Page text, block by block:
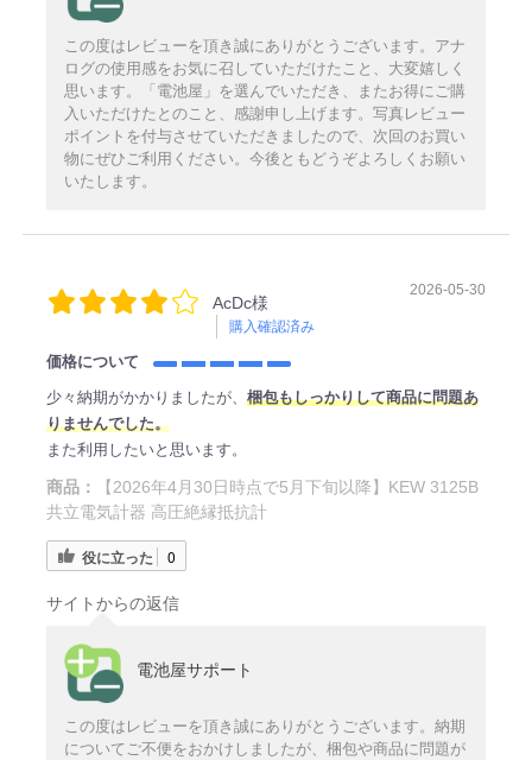
この度はレビューを頂き誠にありがとうございます。アナ
ログの使用感をお気に召していただけたこと、大変嬉しく
思います。「電池屋」を選んでいただき、またお得にご購
入いただけたとのこと、感謝申し上げます。写真レビュー
ポイントを付与させていただきましたので、次回のお買い
物にぜひご利用ください。今後ともどうぞよろしくお願い
いたします。
AcDc様
購入確認済み
2026-05-30
価格について
少々納期がかかりましたが、 梱包もしっかりして商品に問題あ
りませんでした。
また利用したいと思います。
商品：
【2026年4月30日時点で5月下旬以降】KEW 3125B
共立電気計器 高圧絶縁抵抗計
役に立った 0
サイトからの返信
電池屋サポート
この度はレビューを頂き誠にありがとうございます。納期
についてご不便をおかけしましたが、梱包や商品に問題が